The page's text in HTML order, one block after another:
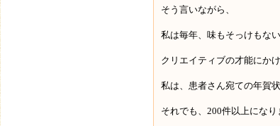
そう言いながら、
私は毎年、味もそっけもな
クリエイティブの才能にか
私は、患者さん宛ての年賀
それでも、200件以上になり